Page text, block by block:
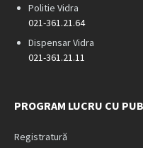
Politie Vidra
021-361.21.64
Dispensar Vidra
021-361.21.11
PROGRAM LUCRU CU
Registratură